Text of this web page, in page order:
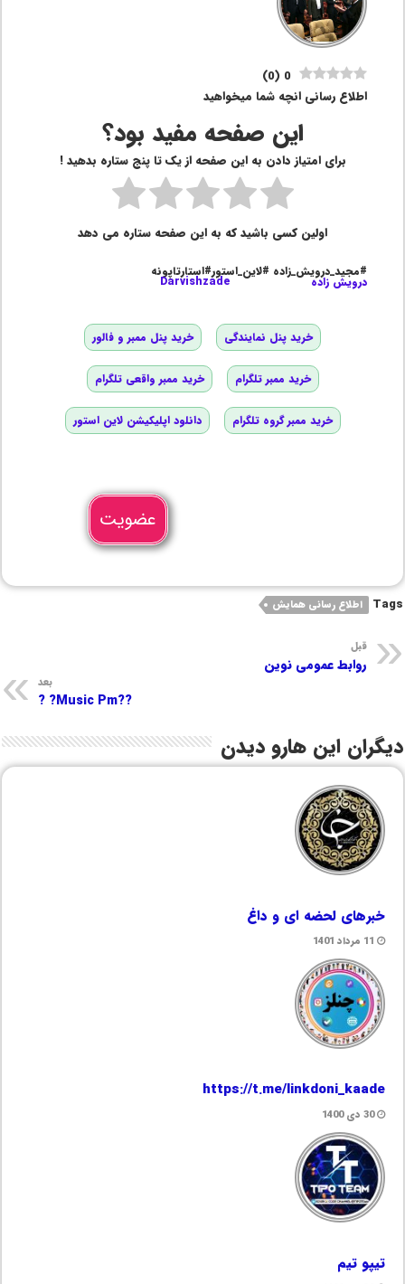
0
(
0
)
اطلاع رسانی انچه شما میخواهید
این صفحه مفید بود؟
برای امتیاز دادن به این صفحه از یک تا پنج ستاره بدهید !
اولین کسی باشید که به این صفحه ستاره می دهد
#مجید_درویش_زاده #لاین_استور#استارتاپونه
درویش زاده Darvishzade
خرید پنل نمایندگی خرید پنل ممبر و فالور
خرید ممبر تلگرام خرید ممبر واقعی تلگرام
خرید ممبر گروه تلگرام دانلود اپلیکیشن لاین استور
عضویت
Tags اطلاع رسانی همایش
قبل
روابط عمومی نوین
بعد
??Music Pm? ?
دیگران این هارو دیدن
خبرهای لحضه ای و داغ
11 مرداد 1401
https://t.me/linkdoni_kaade
30 دی 1400
تیپو تیم